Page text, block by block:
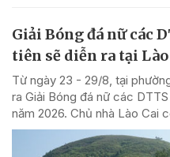
Giải Bóng đá nữ các
tiên sẽ diễn ra tại Lào
Từ ngày 23 - 29/8, tại
ra Giải Bóng đá nữ các
năm 2026. Chủ nhà Lào Cai